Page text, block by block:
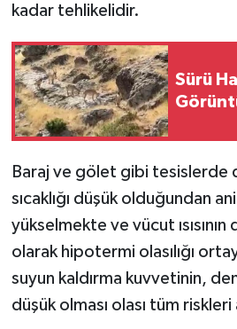
kadar tehlikelidir.
Sürü
Baraj ve gölet gibi tesislerde
sıcaklığı düşük olduğundan
yükselmekte ve vücut ısısının
olarak hipotermi olasılığı
suyun kaldırma kuvvetinin,
düşük olması olası tüm riskleri